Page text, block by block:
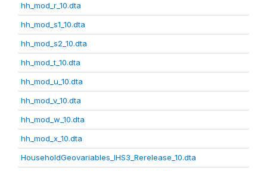
hh_mod_r_10.dta
hh_mod_s1_10.dta
hh_mod_s2_10.dta
hh_mod_t_10.dta
hh_mod_u_10.dta
hh_mod_v_10.dta
hh_mod_w_10.dta
hh_mod_x_10.dta
HouseholdGeovariables_IHS3_Rerelease_10.dta